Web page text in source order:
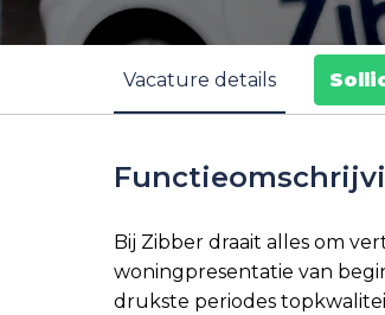
Vacature details
Bij Zibber draait alles om
woningpresentatie van
drukste periodes